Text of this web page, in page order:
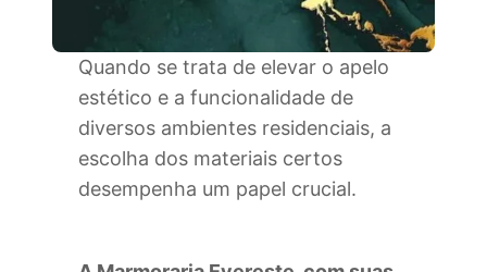
Quando se trata de elevar o apelo
estético e a funcionalidade de
diversos ambientes residenciais, a
escolha dos materiais certos
desempenha um papel crucial.